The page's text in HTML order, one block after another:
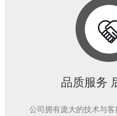
品质服务
公司拥有庞大的技术与